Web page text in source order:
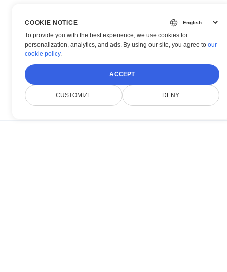
NEXT POST →
Online prohlížeč dokumentů pro e-
COOKIE NOTICE
To provide you with the best experience, we use cookies for
personalization, analytics, and ads. By using our site, you agree toour
cookie policy.
ACCEPT
CUSTOMIZE DENY